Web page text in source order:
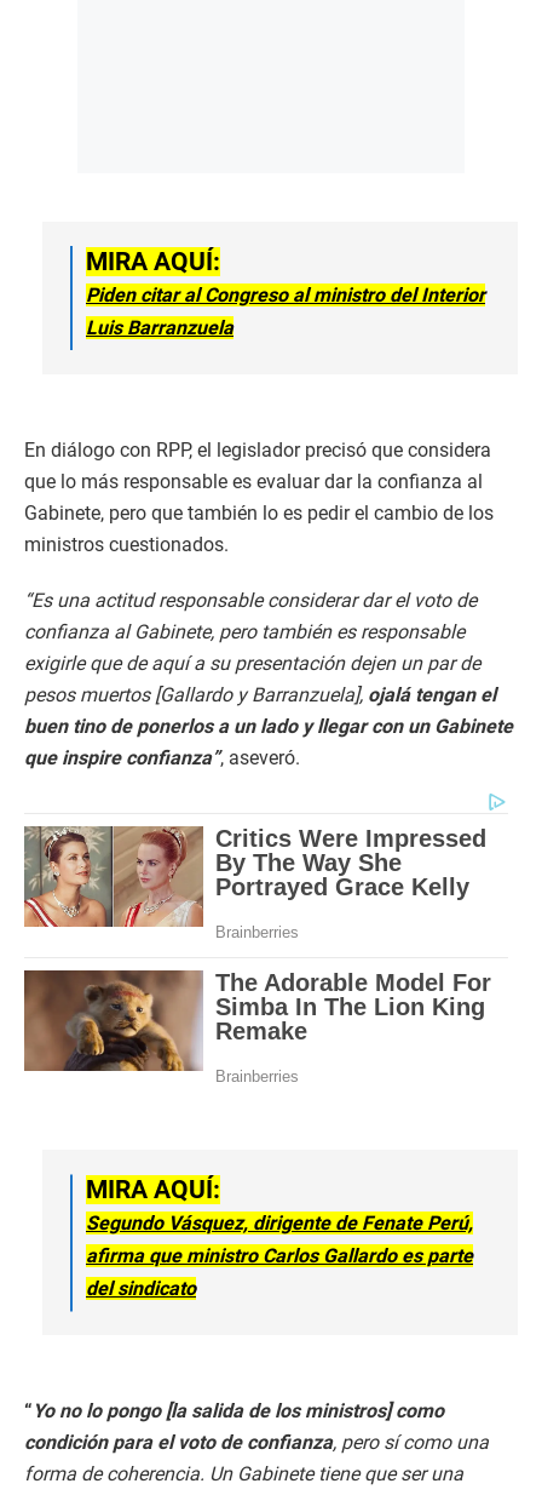
MIRA AQUÍ:
Piden citar al Congreso al ministro del Interior
Luis Barranzuela
En diálogo con RPP, el legislador precisó que considera
que lo más responsable es evaluar dar la confianza al
Gabinete, pero que también lo es pedir el cambio de los
ministros cuestionados.
“Es una actitud responsable considerar dar el voto de
confianza al Gabinete, pero también es responsable
exigirle que de aquí a su presentación dejen un par de
pesos muertos [Gallardo y Barranzuela], ojalá tengan el
buen tino de ponerlos a un lado y llegar con un Gabinete
que inspire confianza”, aseveró.
MIRA AQUÍ:
Segundo Vásquez, dirigente de Fenate Perú,
afirma que ministro Carlos Gallardo es parte
del sindicato
“ Yo no lo pongo [la salida de los ministros] como
condición para el voto de confianza, pero sí como una
forma de coherencia. Un Gabinete tiene que ser una